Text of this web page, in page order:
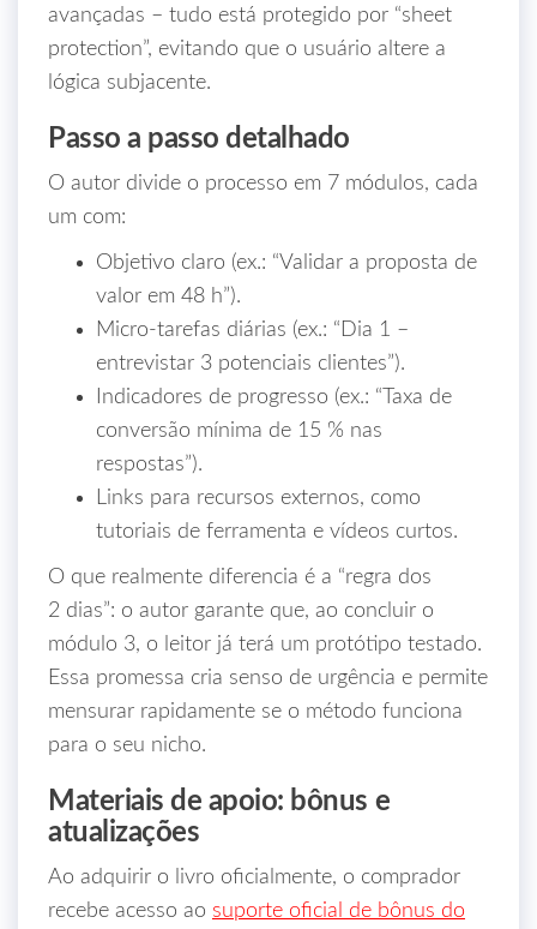
avançadas – tudo está protegido por “sheet
protection”, evitando que o usuário altere a
lógica subjacente.
Passo a passo detalhado
O autor divide o processo em 7 módulos, cada
um com:
Objetivo claro (ex.: “Validar a proposta de
valor em 48 h”).
Micro‑tarefas diárias (ex.: “Dia 1 –
entrevistar 3 potenciais clientes”).
Indicadores de progresso (ex.: “Taxa de
conversão mínima de 15 % nas
respostas”).
Links para recursos externos, como
tutoriais de ferramenta e vídeos curtos.
O que realmente diferencia é a “regra dos
2 dias”: o autor garante que, ao concluir o
módulo 3, o leitor já terá um protótipo testado.
Essa promessa cria senso de urgência e permite
mensurar rapidamente se o método funciona
para o seu nicho.
Materiais de apoio: bônus e
atualizações
Ao adquirir o livro oficialmente, o comprador
recebe acesso ao suporte oficial de bônus do